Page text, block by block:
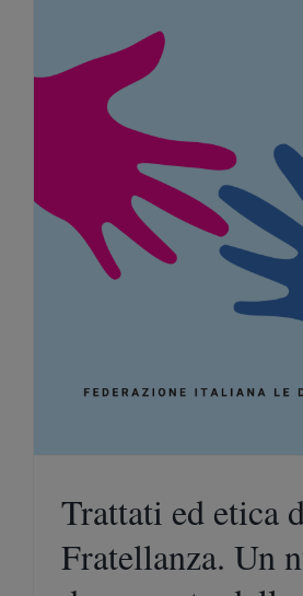
Trattati ed etica
Fratellanza. Un